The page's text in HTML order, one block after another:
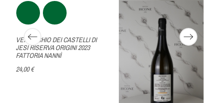
VERDICCHIO DEI CASTELLI DI
JESI RISERVA ORIGINI 2023
FATTORIA NANNÌ
24,00 €